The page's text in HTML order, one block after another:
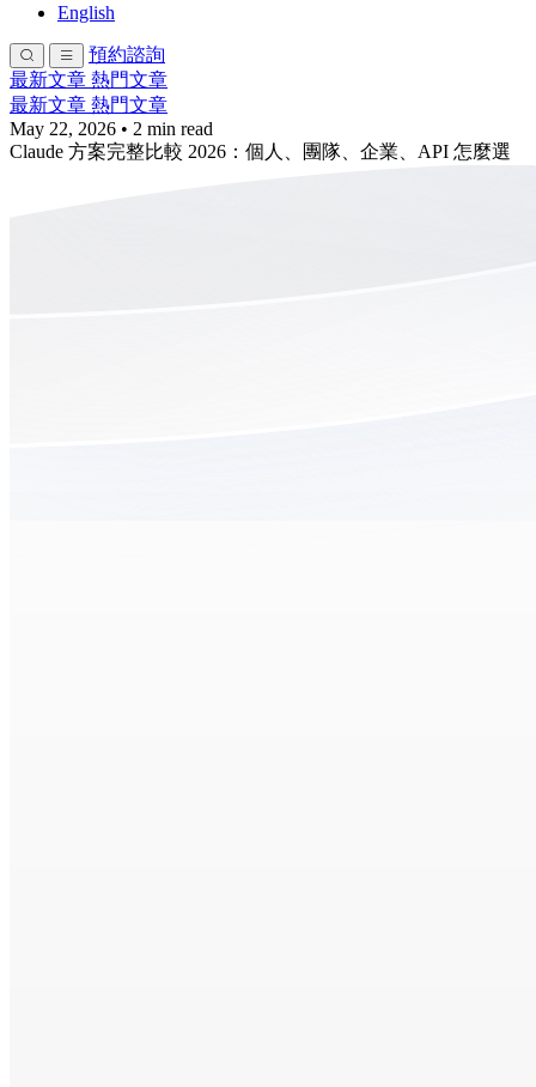
English
預約諮詢
最新文章 熱門文章
最新文章 熱門文章
May 22, 2026 • 2 min read
Claude 方案完整比較 2026：個人、團隊、企業、API 怎麼選